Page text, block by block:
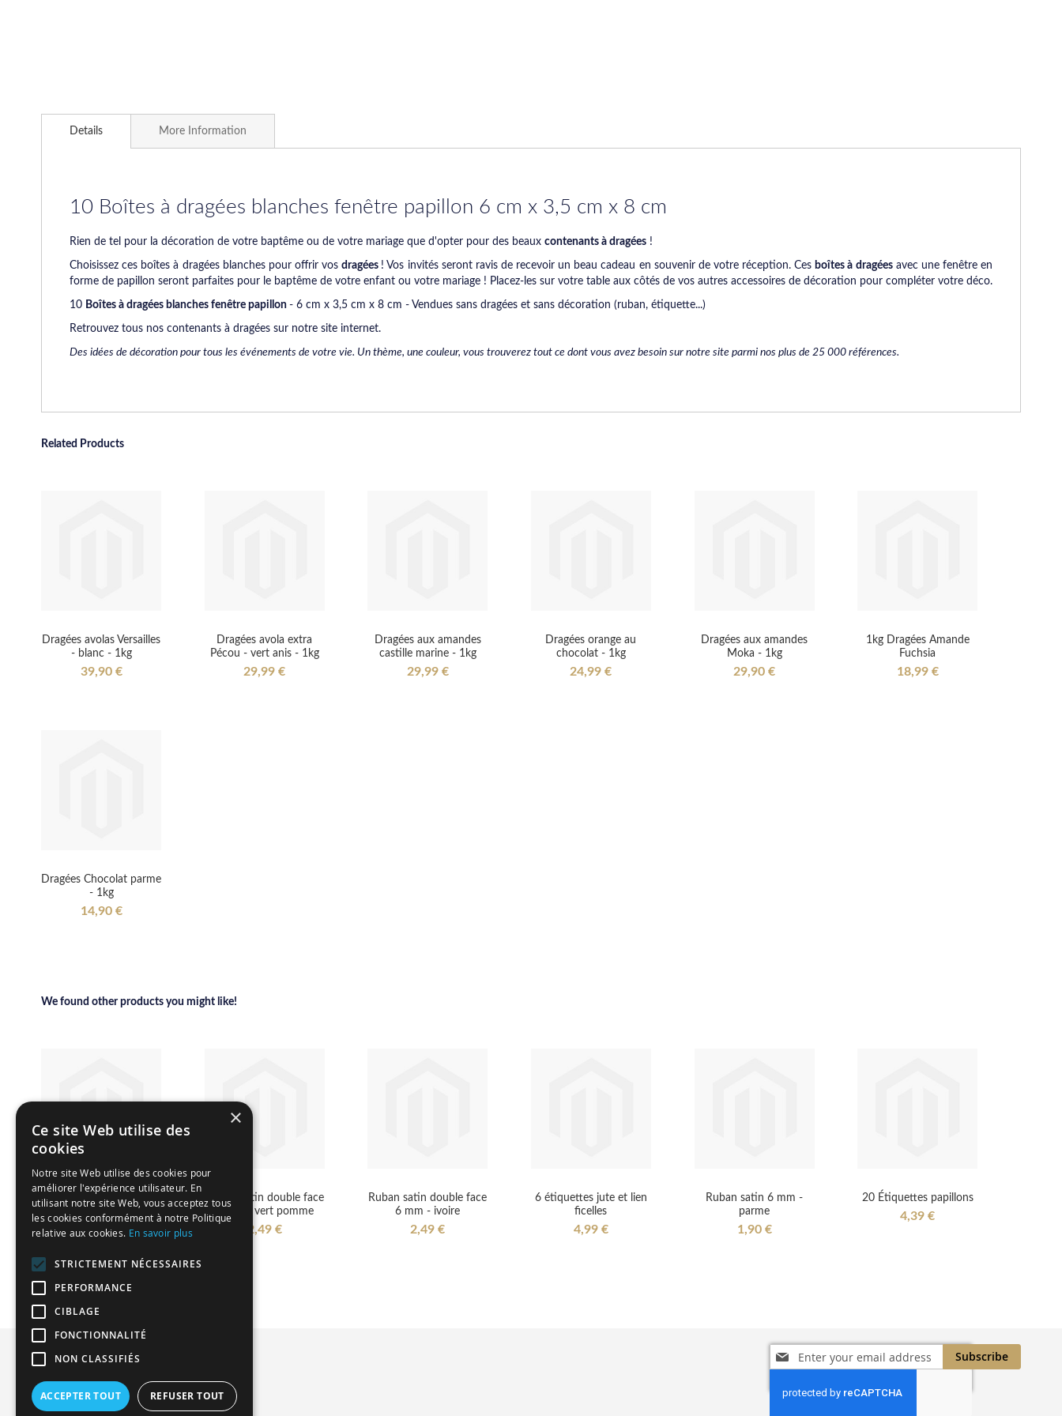
to
Details
10 Boîtes à dragées blanches fenêtre papillon 6 cm x 3,5 cm x 8 cm
Rien de tel pour la décoration de votre baptême ou de votre mariage que d'opter pour des beaux contenants à dragées !
Choisissez ces boîtes à dragées blanches pour offrir vosdragées ! Vos invités seront ravis de recevoir un beau cadeau en souvenir de votre réception. Ces boîtes à dragéesavec une fenêtre en
forme de papillon seront parfaites pour le baptême de votre enfant ou votre mariage ! Placez-les sur votre table aux côtés de vos autres accessoires de décoration pour compléter votre déco.
10 Boîtes à dragées blanches fenêtre papillon - 6 cm x 3,5 cm x 8 cm - Vendues sans dragées et sans décoration (ruban, étiquette...)
Retrouvez tous nos contenants à dragées sur notre site internet.
Des idées de décoration pour tous les événements de votre vie. Un thème, une couleur, vous trouverez tout ce dont vous avez besoin sur notre site parmi nos plus de 25 000 références.
More Information
Related Products
Dragées avolas Versailles
- blanc - 1kg
39,90 €
Dragées avola extra
Pécou - vert anis - 1kg
29,99 €
Dragées aux amandes
castille marine - 1kg
29,99 €
Dragées orange au
chocolat - 1kg
24,99 €
Dragées aux amandes
Moka - 1kg
29,90 €
1kg Dragées Amande
Fuchsia
18,99 €
Dragées Chocolat parme
- 1kg
14,90 €
We found other products you might like!
10 étiquettes bucoliques
blanches
3,48 €
Ruban satin double face
6 mm - vert pomme
2,49 €
Ruban satin double face
6 mm - ivoire
2,49 €
6 étiquettes jute et lien
ficelles
4,99 €
Ruban satin 6 mm -
parme
1,90 €
20 Étiquettes papillons
4,39 €
Sign
Up
Our
Subscribe
Privacy and Cookie Policy
Orders and Returns
×
Ce site Web utilise des
cookies
Notre site Web utilise des cookies pour
améliorer l'expérience utilisateur. En
utilisant notre site Web, vous acceptez tous
les cookies conformément à notre Politique
relative aux cookies. En savoir plus
STRICTEMENT NÉCESSAIRES
PERFORMANCE
CIBLAGE
FONCTIONNALITÉ
NON CLASSIFIÉS
ACCEPTER TOUT REFUSER TOUT